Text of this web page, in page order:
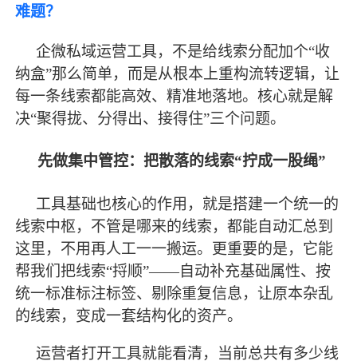
难题？
企微私域运营工具，不是给线索分配加个“收
纳盒”那么简单，而是从根本上重构流转逻辑，让
每一条线索都能高效、精准地落地。核心就是解
决“聚得拢、分得出、接得住”三个问题。
先做集中管控：把散落的线索“拧成一股绳”
工具基础也核心的作用，就是搭建一个统一的
线索中枢，不管是哪来的线索，都能自动汇总到
这里，不用再人工一一搬运。更重要的是，它能
帮我们把线索“捋顺”——自动补充基础属性、按
统一标准标注标签、剔除重复信息，让原本杂乱
的线索，变成一套结构化的资产。
运营者打开工具就能看清，当前总共有多少线